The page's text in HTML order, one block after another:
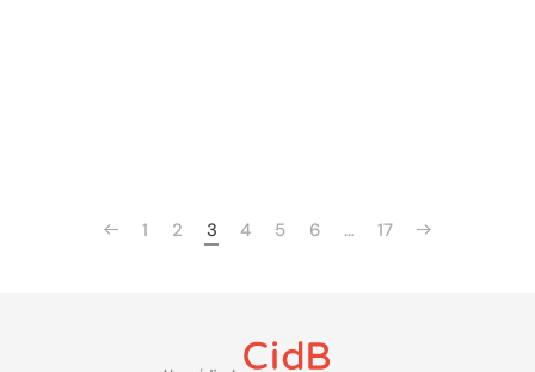
1 2 3 4 5 6 … 17